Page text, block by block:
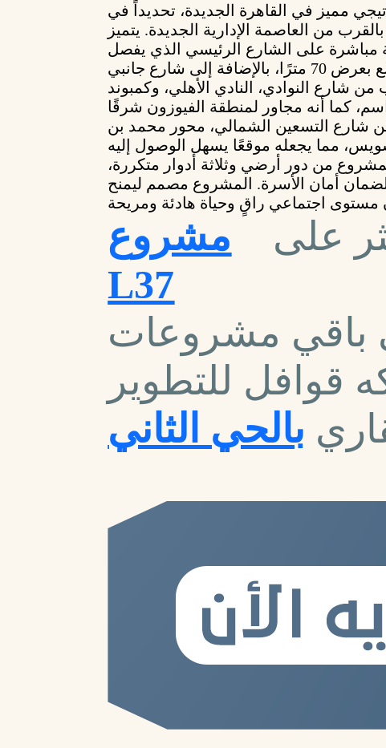
مميز في القاهرة الجديدة، تحديداً في
من العاصمة الإدارية الجديدة. يتميز
مباشرة على الشارع الرئيسي الذي يفصل
بين الحي الثاني والحي الرابع بعرض 70 مترًا، بالإضافة إلى شارع جانبي
قريب من شارع النوادي، النادي الأهلي، وكمبوند
شارع التسعين الشمالي، محور محمد بن
مما يجعله موقعًا يسهل الوصول إليه
من دور أرضي وثلاثة أدوار متكررة،
أمان الأسرة. المشروع مصمم ليمنح
على مشروع
L37
باقي مشروعات
قوافل للتطوير
بالحي الثاني